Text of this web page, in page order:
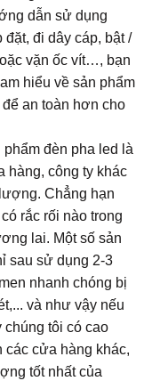
dẫn sử dụng
đi dây cáp, bật /
vặn ốc vít…, bạn
hiểu về sản phẩm
an toàn hơn cho
đèn pha led là
hàng, công ty khác
Chẳng hạn
rắc rối nào trong
lai. Một số sản
sau sử dụng 2-3
nhanh chóng bị
và như vậy nếu
chúng tôi có cao
các cửa hàng khác,
tốt nhất của